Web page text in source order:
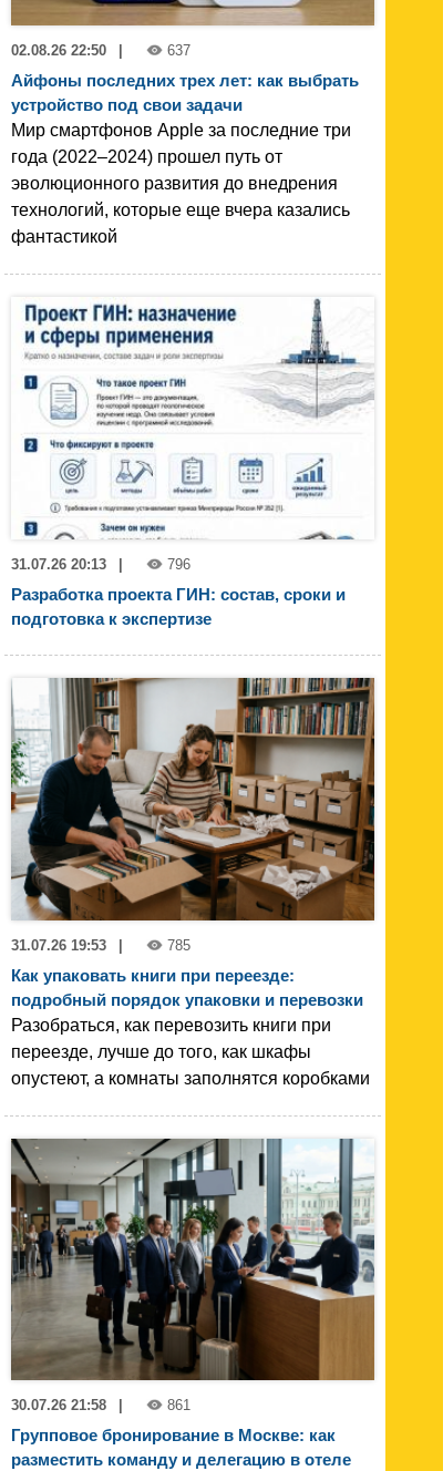
02.08.26 22:50 637
Айфоны последних трех лет: как выбрать
устройство под свои задачи
Мир смартфонов Apple за последние три
года (2022–2024) прошел путь от
эволюционного развития до внедрения
технологий, которые еще вчера казались
фантастикой
31.07.26 20:13 796
Разработка проекта ГИН: состав, сроки и
подготовка к экспертизе
31.07.26 19:53 | 785
Как упаковать книги при переезде:
подробный порядок упаковки и перевозки
Разобраться, как перевозить книги при
переезде, лучше до того, как шкафы
опустеют, а комнаты заполнятся коробками
30.07.26 21:58 861
Групповое бронирование в Москве: как
разместить команду и делегацию в отеле